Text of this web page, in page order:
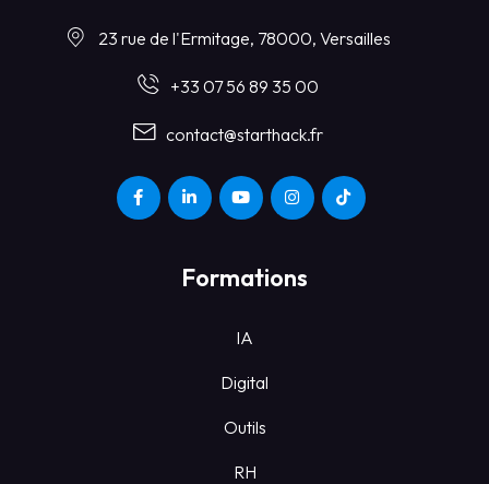
23 rue de l'Ermitage, 78000, Versailles
+33 07 56 89 35 00
contact@starthack.fr
Formations
IA
Digital
Outils
RH